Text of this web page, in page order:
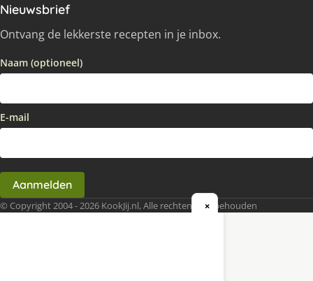
Nieuwsbrief
Ontvang de lekkerste recepten in je inbox.
Naam (optioneel)
E-mail
Aanmelden
© Copyright 2004 - 2026 KookJij.nl, Alle rechten voorbehouden
×